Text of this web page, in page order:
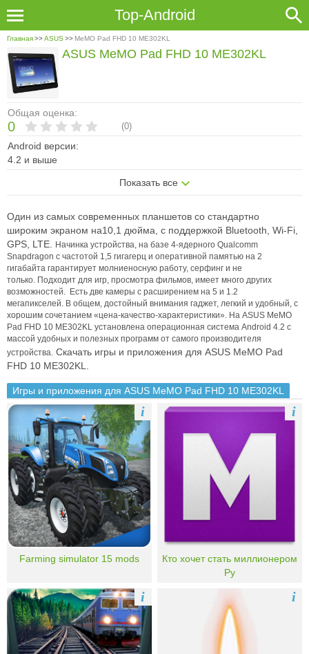
Top-Android
Главная>>ASUS>> MeMO Pad FHD 10 ME302KL
Общая оценка:
0 (0)
Android версии:
4.2 и выше
Показать все
ASUS MeMO Pad FHD 10 ME302KL
Один из самых современных планшетов со стандартно
широким экраном на10,1 дюйма, с поддержкой Bluetooth, Wi-Fi,
GPS, LTE.
Начинка устройства, на базе 4-ядерного Qualcomm
Snapdragon с частотой 1,5 гигагерц и оперативной памятью на 2
гигабайта гарантирует молниеносную работу, серфинг и не
только. Подходит для игр, просмотра фильмов, имеет много других
возможностей. Есть две камеры с расширением на 5 и 1.2
мегапикселей. В общем, достойный внимания гаджет, легкий и удобный, с
хорошим сочетанием «цена-качество-характеристики». На ASUS MeMO
Pad FHD 10 ME302KL установлена операционная система Android 4.2 с
массой удобных и полезных программ от самого производителя
устройства. Скачать игры и приложения для ASUS MeMO Pad
FHD 10 ME302KL.
Игры и приложения для ASUS MeMO Pad FHD 10 ME302KL
Farming simulator 15 mods
i
Кто хочет стать миллионером
Ру
i
i i